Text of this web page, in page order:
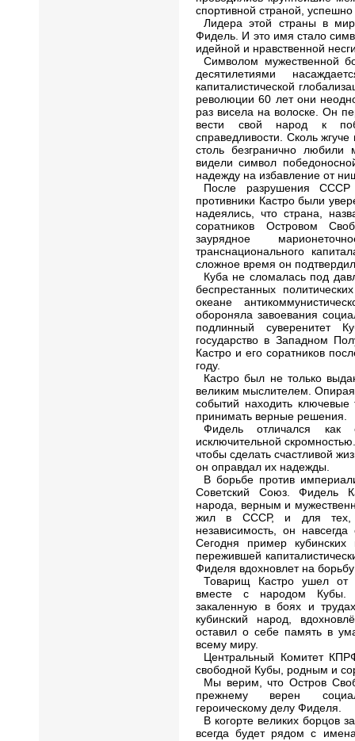
спортивной страной,
Лидера этой страны в
Фидель. И это имя стало
идейной и нравственной
Символом мужественной
десятилетиями
капиталистической
революции 60 лет они
раз висела на волоске. Он
вести свой народ к
справедливости. Сколь
столь безгранично
видели символ
надежду на избавление от
После разрушения СССР
противники Кастро были
надеялись, что страна,
соратников Островом
заурядное
транснационального
сложное время он
Куба не сломалась под
беспрестанных
океане
обороняла завоевания
подлинный суверенитет
государство в Западном
Кастро и его соратников
году.
Кастро был не только
великим мыслителем.
событий находить ключевые
принимать верные решения.
Фидель отличался
исключительной
чтобы сделать счастливой
он оправдал их надежды.
В борьбе против
Советский Союз. Фидель
народа, верным и
жил в СССР, и для тех,
независимость, он
Сегодня пример
пережившей
Фиделя вдохновлет на
Товарищ Кастро ушел от
вместе с народом
закаленную в боях и
кубинский народ,
оставил о себе память в
всему миру.
Центральный Комитет
свободной Кубы, родным и
Мы верим, что Остров
прежнему верен
героическому делу Фиделя.
В когорте великих борцов
всегда будет рядом с